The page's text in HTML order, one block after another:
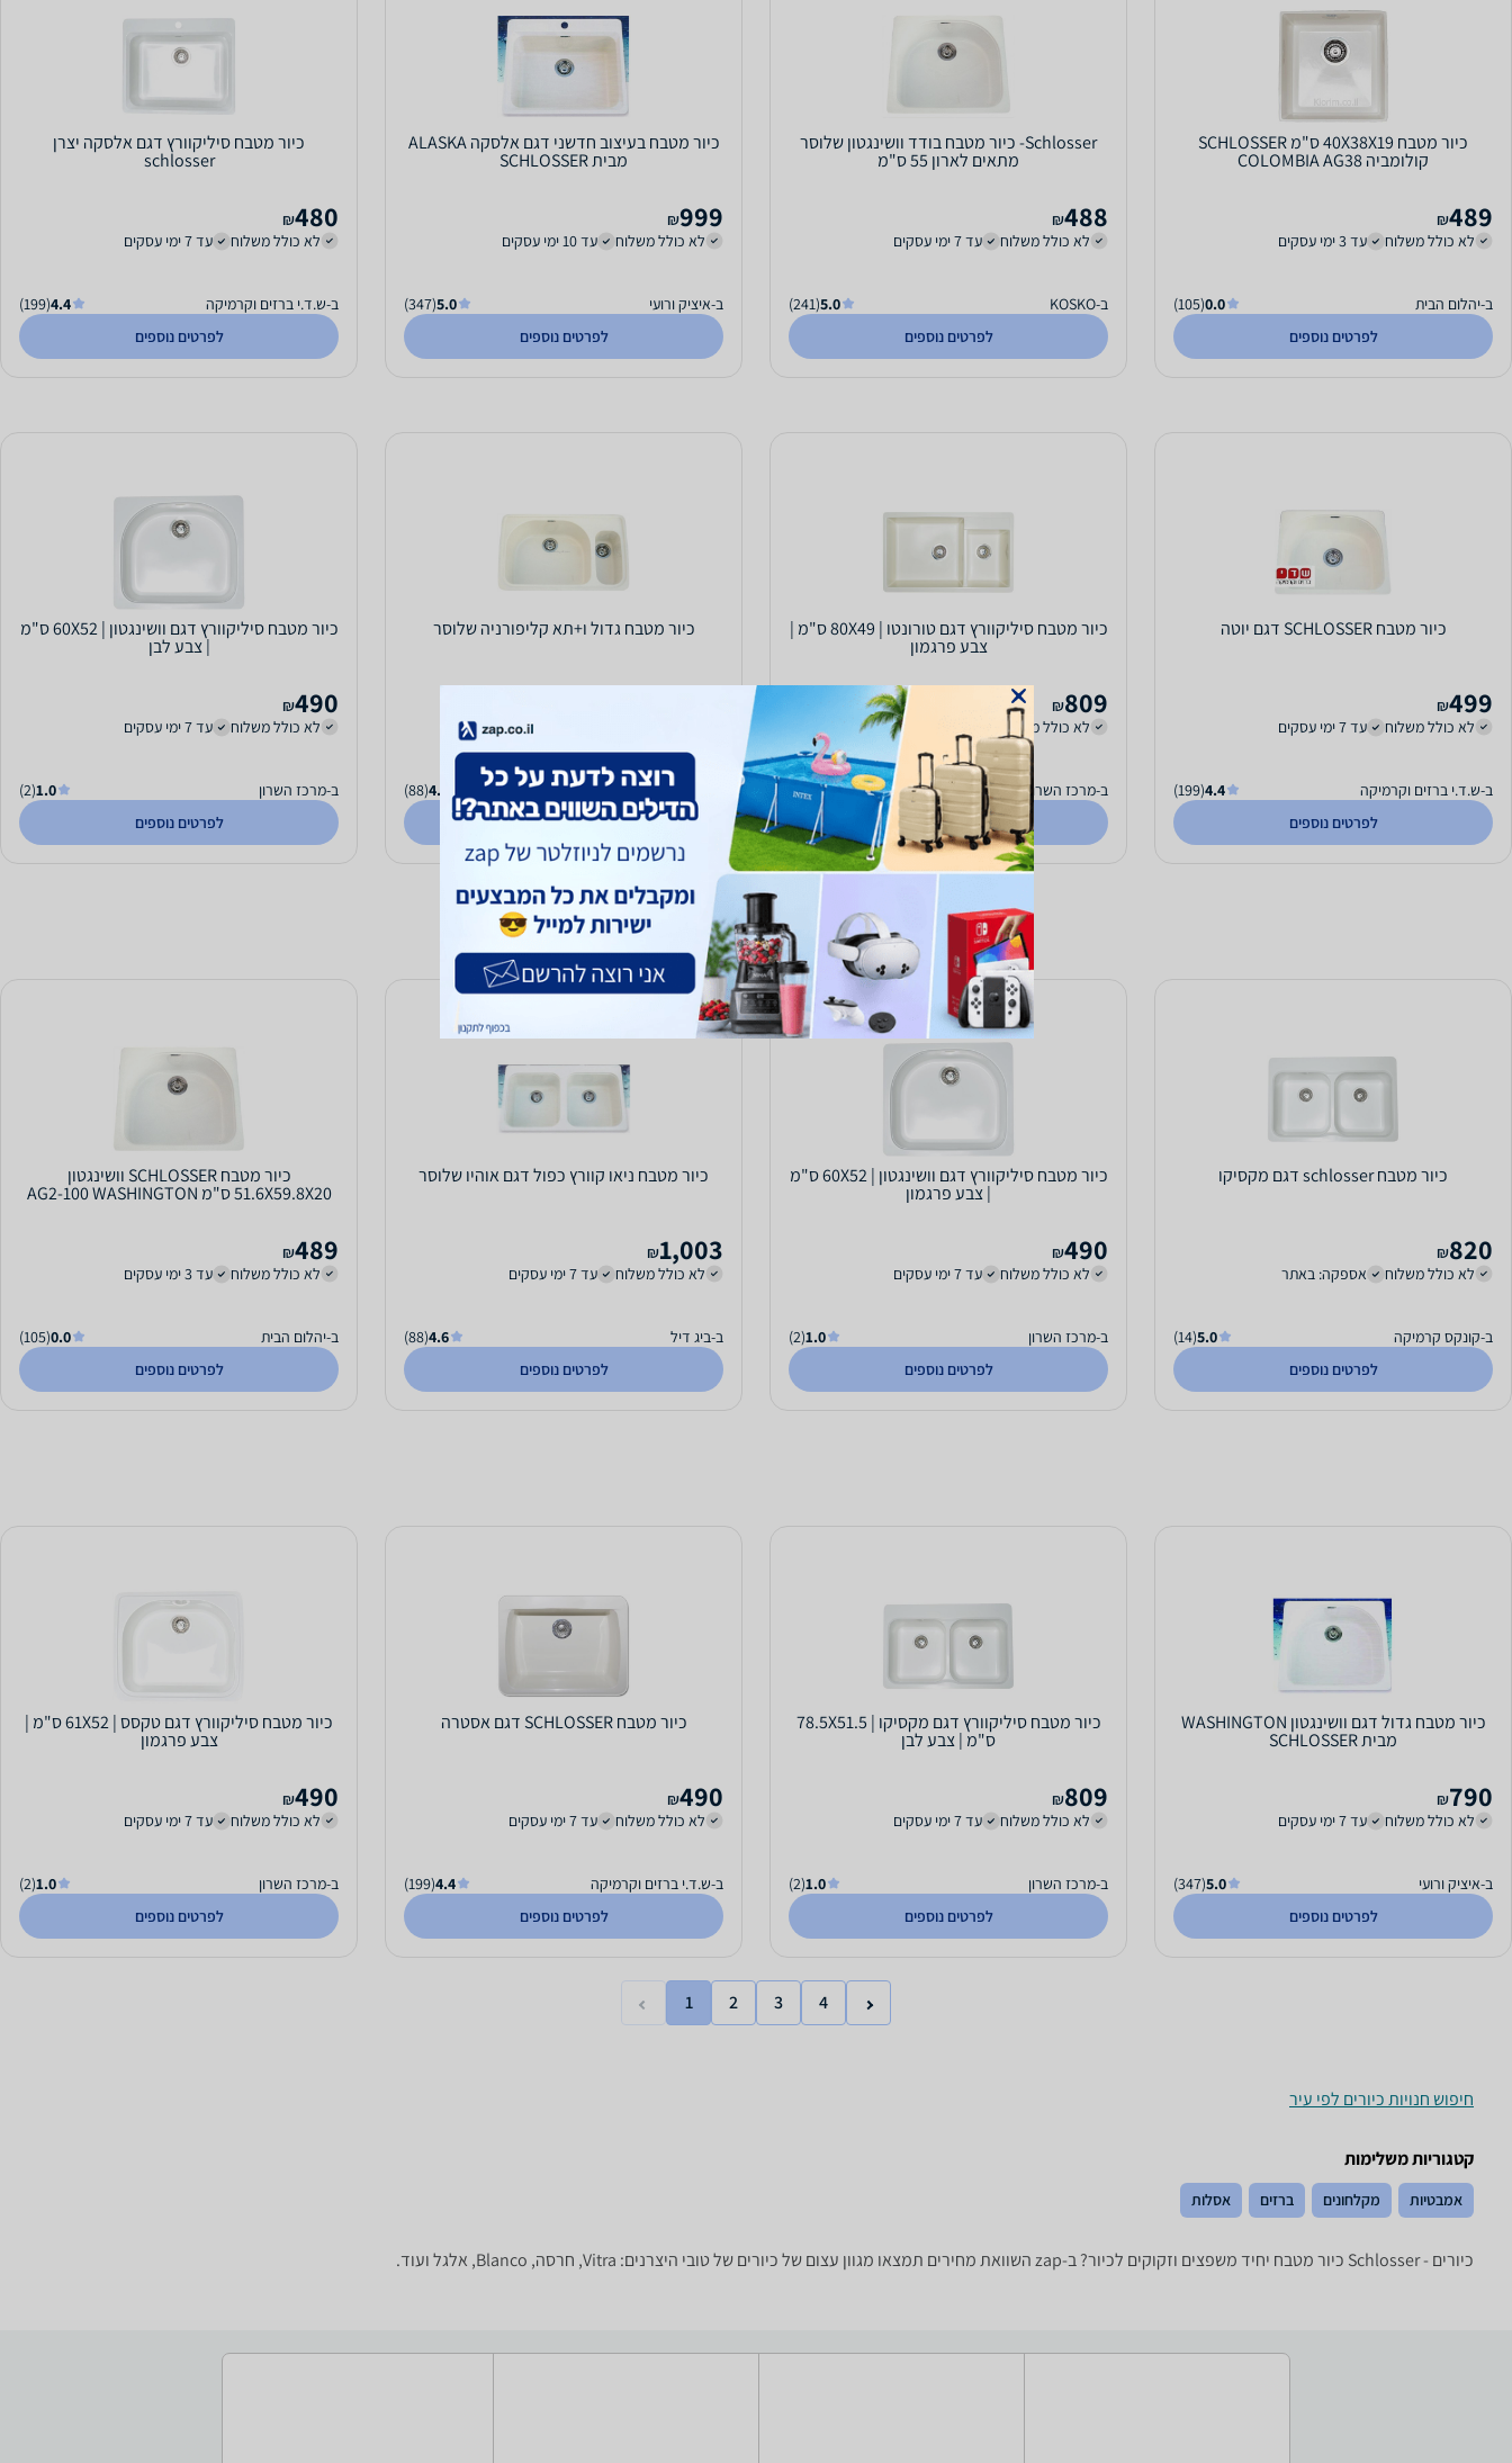
כיור מטבח 40X38X19 ס"מ SCHLOSSER
קולומביה COLOMBIA AG38
489
₪
לא כולל משלוח
עד 3 ימי עסקים
ב-יהלום הבית 0.0
(105)
לפרטים נוספים
Schlosser- כיור מטבח בודד וושינגטון שלוסר
מתאים לארון 55 ס"מ
488
₪
לא כולל משלוח
עד 7 ימי עסקים
ב-KOSKO 5.0
(241)
לפרטים נוספים
כיור מטבח בעיצוב חדשני דגם אלסקה ALASKA
מבית SCHLOSSER
999
₪
לא כולל משלוח
עד 10 ימי עסקים
ב-איציק ורועי 5.0
(347)
לפרטים נוספים
כיור מטבח סיליקוורץ דגם אלסקה יצרן
schlosser
480
₪
לא כולל משלוח
עד 7 ימי עסקים
ב-ש.ד.י ברזים וקרמיקה 4.4
(199)
לפרטים נוספים
כיור מטבח SCHLOSSER דגם יוטה
499
₪
לא כולל משלוח
עד 7 ימי עסקים
ב-ש.ד.י ברזים וקרמיקה 4.4
(199)
לפרטים נוספים
כיור מטבח סיליקוורץ דגם טורונטו | 80X49 ס"מ |
צבע פרגמון
809
₪
לא כולל משלוח
ב-מרכז השרון 1.0
(2)
לפרטים נוספים
כיור מטבח גדול ו+תא קליפורניה שלוסר
ב-ביג דיל 4.6
(88)
לפרטים נוספים
כיור מטבח סיליקוורץ דגם וושינגטון | 60X52 ס"מ
| צבע לבן
490
₪
לא כולל משלוח
עד 7 ימי עסקים
ב-מרכז השרון 1.0
(2)
לפרטים נוספים
כיור מטבח schlosser דגם מקסיקו
820
₪
לא כולל משלוח
אספקה: באתר
ב-קונקס קרמיקה 5.0
(14)
לפרטים נוספים
כיור מטבח סיליקוורץ דגם וושינגטון | 60X52 ס"מ
| צבע פרגמון
490
₪
לא כולל משלוח
עד 7 ימי עסקים
ב-מרכז השרון 1.0
(2)
לפרטים נוספים
כיור מטבח ניאו קוורץ כפול דגם אוהיו שלוסר
1,003
₪
לא כולל משלוח
עד 7 ימי עסקים
ב-ביג דיל 4.6
(88)
לפרטים נוספים
כיור מטבח SCHLOSSER וושינגטון
51.6X59.8X20 ס"מ AG2-100 WASHINGTON
489
₪
לא כולל משלוח
עד 3 ימי עסקים
ב-יהלום הבית 0.0
(105)
לפרטים נוספים
כיור מטבח גדול דגם וושינגטון WASHINGTON
מבית SCHLOSSER
790
₪
לא כולל משלוח
עד 7 ימי עסקים
ב-איציק ורועי 5.0
(347)
לפרטים נוספים
כיור מטבח סיליקוורץ דגם מקסיקו | 78.5X51.5
ס"מ | צבע לבן
809
₪
לא כולל משלוח
עד 7 ימי עסקים
ב-מרכז השרון 1.0
(2)
לפרטים נוספים
כיור מטבח SCHLOSSER דגם אסטרה
490
₪
לא כולל משלוח
עד 7 ימי עסקים
ב-ש.ד.י ברזים וקרמיקה 4.4
(199)
לפרטים נוספים
כיור מטבח סיליקוורץ דגם טקסס | 61X52 ס"מ |
צבע פרגמון
490
₪
לא כולל משלוח
עד 7 ימי עסקים
ב-מרכז השרון 1.0
(2)
לפרטים נוספים
1 2 3 4
חיפוש חנויות כיורים לפי עיר
קטגוריות משלימות
אמבטיות מקלחונים ברזים אסלות
כיורים - ‏Schlosser ‏כיור מטבח יחיד משפצים וזקוקים לכיור? ב-zap השוואת מחירים תמצאו מגוון עצום של כיורים של טובי היצרנים: Vitra, חרסה, Blanco, אלגל ועוד.